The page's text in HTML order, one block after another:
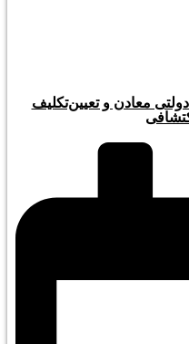
معادن و تعیین‌تکلیف